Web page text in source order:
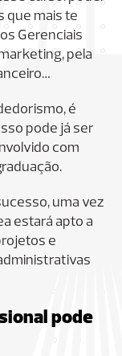
que mais te
Gerenciais
pela
é
pode já ser
com
uma vez
estará apto a
e
pode